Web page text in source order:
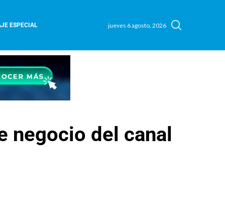
ESPECIAL jueves 6 agosto, 2026
negocio del canal